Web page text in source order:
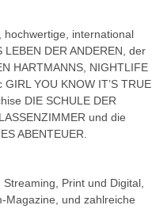
hochwertige, international
DER ANDEREN, der
HARTMANNS, NIGHTLIFE
YOU KNOW IT’S TRUE.
DIE SCHULE DER
und die
ABENTEUER.
Print und Digital,
Magazine, und zahlreiche